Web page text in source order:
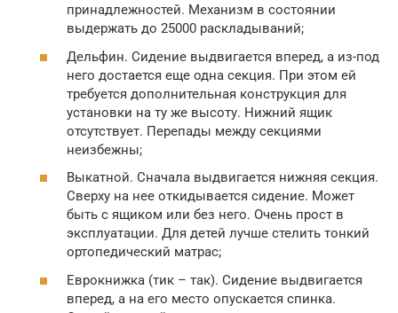
принадлежностей. Механизм в состоянии
выдержать до 25000 раскладываний;
Дельфин. Сидение выдвигается вперед, а из-под
него достается еще одна секция. При этом ей
требуется дополнительная конструкция для
установки на ту же высоту. Нижний ящик
отсутствует. Перепады между секциями
неизбежны;
Выкатной. Сначала выдвигается нижняя секция.
Сверху на нее откидывается сидение. Может
быть с ящиком или без него. Очень прост в
эксплуатации. Для детей лучше стелить тонкий
ортопедический матрас;
Еврокнижка (тик – так). Сидение выдвигается
вперед, а на его место опускается спинка.